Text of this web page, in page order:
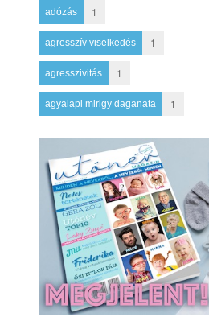
adózás 1
agresszív viselkedés 1
agresszivitás 1
agyalapi mirigy daganata 1